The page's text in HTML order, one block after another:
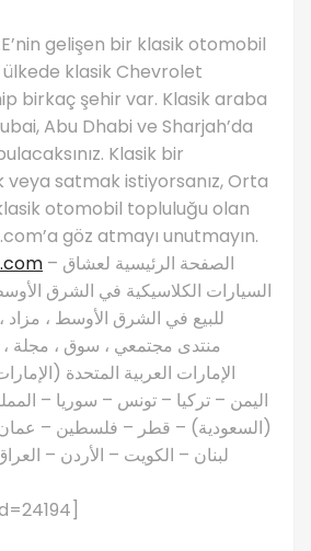
gelişen bir klasik otomobil
klasik Chevrolet
birkaç şehir var. Klasik araba
Abu Dhabi ve Sharjah’da
Klasik bir
satmak istiyorsanız, Orta
otomobil topluluğu olan
göz atmayı unutmayın.
– الصفحة الرئيسية لعشاق
السيارات الكلاسيكية في الشرق
للبيع في الشرق الأوسط ، مزاد
منتدى مجتمعي ، سوق ، مجلة ،
الإمارات العربية المتحدة
اليمن – تركيا – تونس – سوريا –
(السعودية) – قطر – فلسطين – عمان
لبنان – الكويت – الأردن –